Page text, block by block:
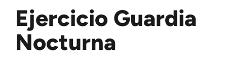
Ejercicio Guardia
Nocturna